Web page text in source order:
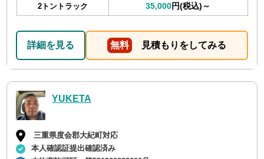
2トントラック 35,000円(税込)～
詳細を見る 無料 見積もりをしてみる
YUKETA
三重県度会郡大紀町対応
本人確認証提出確認済み